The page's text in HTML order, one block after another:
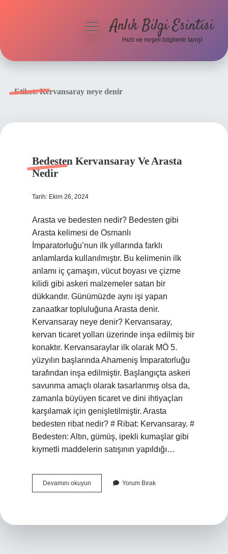
menüyüAnlık Bilgi Esintisi
Hızlı ve neşeli bilgilerle tanış!
Etiket:Kervansaray neye denir
Bedesten Kervansaray Ve Arasta
Nedir
Tarih: Ekim 26, 2024
Arasta ve bedesten nedir? Bedesten gibi
Arasta kelimesi de Osmanlı
İmparatorluğu’nun ilk yıllarında farklı
anlamlarda kullanılmıştır. Bu kelimenin ilk
anlamı iç çamaşırı, vücut boyası ve çizme
kilidi gibi askeri malzemeler satan bir
dükkandır. Günümüzde aynı işi yapan
zanaatkar topluluğuna Arasta denir.
Kervansaray neye denir? Kervansaray,
kervan ticaret yolları üzerinde inşa edilmiş bir
konaktır. Kervansaraylar ilk olarak MÖ 5.
yüzyılın başlarında Ahameniş İmparatorluğu
tarafından inşa edilmiştir. Başlangıçta askeri
savunma amaçlı olarak tasarlanmış olsa da,
zamanla büyüyen ticaret ve dini ihtiyaçları
karşılamak için genişletilmiştir. Arasta
bedesten ribat nedir? # Ribat: Kervansaray. #
Bedesten: Altın, gümüş, ipekli kumaşlar gibi
kıymetli maddelerin satışının yapıldığı…
Devamını okuyun Bedesten
Kervansaray
Yorum Bırak